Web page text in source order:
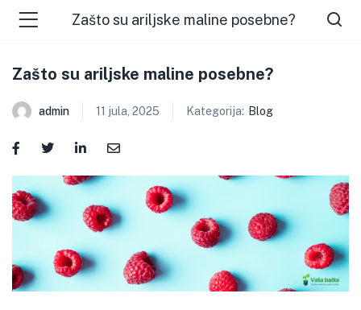
Zašto su ariljske maline posebne?
Zašto su ariljske maline posebne?
admin 11 jula, 2025 Kategorija: Blog